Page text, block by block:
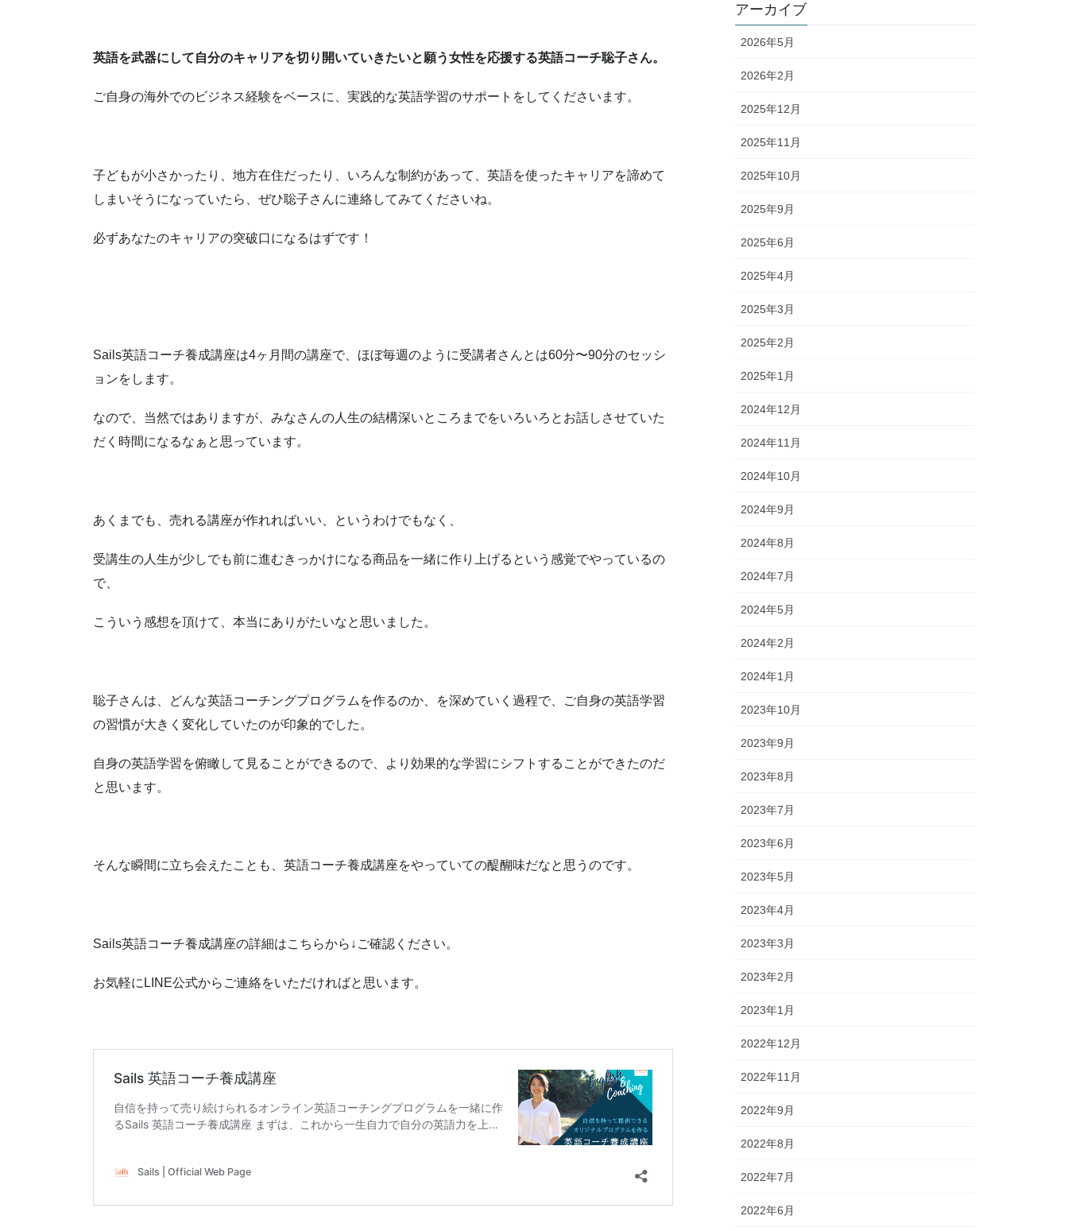
英語を武器にして自分のキャリアを切り開いていきたいと願う女性を応援する英語コーチ聡子さん。
ご自身の海外でのビジネス経験をベースに、実践的な英語学習のサポートをしてくださいます。
子どもが小さかったり、地方在住だったり、いろんな制約があって、英語を使ったキャリアを諦めて
しまいそうになっていたら、ぜひ聡子さんに連絡してみてくださいね。
必ずあなたのキャリアの突破口になるはずです！
Sails英語コーチ養成講座は4ヶ月間の講座で、ほぼ毎週のように受講者さんとは60分〜90分のセッシ
ョンをします。
なので、当然ではありますが、みなさんの人生の結構深いところまでをいろいろとお話しさせていた
だく時間になるなぁと思っています。
あくまでも、売れる講座が作れればいい、というわけでもなく、
受講生の人生が少しでも前に進むきっかけになる商品を一緒に作り上げるという感覚でやっているの
で、
こういう感想を頂けて、本当にありがたいなと思いました。
聡子さんは、どんな英語コーチングプログラムを作るのか、を深めていく過程で、ご自身の英語学習
の習慣が大きく変化していたのが印象的でした。
自身の英語学習を俯瞰して見ることができるので、より効果的な学習にシフトすることができたのだ
と思います。
そんな瞬間に立ち会えたことも、英語コーチ養成講座をやっていての醍醐味だなと思うのです。
Sails英語コーチ養成講座の詳細はこちらから↓ご確認ください。
お気軽にLINE公式からご連絡をいただければと思います。
アーカイブ
2026年5月
2026年2月
2025年12月
2025年11月
2025年10月
2025年9月
2025年6月
2025年4月
2025年3月
2025年2月
2025年1月
2024年12月
2024年11月
2024年10月
2024年9月
2024年8月
2024年7月
2024年5月
2024年2月
2024年1月
2023年10月
2023年9月
2023年8月
2023年7月
2023年6月
2023年5月
2023年4月
2023年3月
2023年2月
2023年1月
2022年12月
2022年11月
2022年9月
2022年8月
2022年7月
2022年6月